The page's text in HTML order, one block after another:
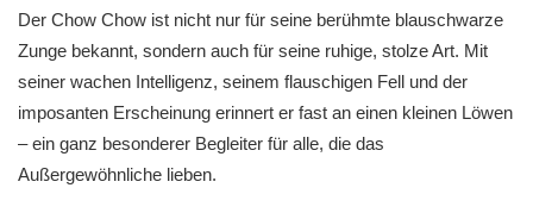
Der Chow Chow ist nicht nur für seine berühmte blauschwarze
Zunge bekannt, sondern auch für seine ruhige, stolze Art. Mit
seiner wachen Intelligenz, seinem flauschigen Fell und der
imposanten Erscheinung erinnert er fast an einen kleinen Löwen
– ein ganz besonderer Begleiter für alle, die das
Außergewöhnliche lieben.